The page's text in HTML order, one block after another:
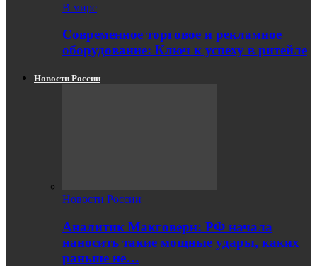
В мире
Современное торговое и рекламное
оборудование: Ключ к успеху в ритейле
Новости России
Новости России
Аналитик Макговерн: РФ начала
наносить такие мощные удары, каких
раньше не…